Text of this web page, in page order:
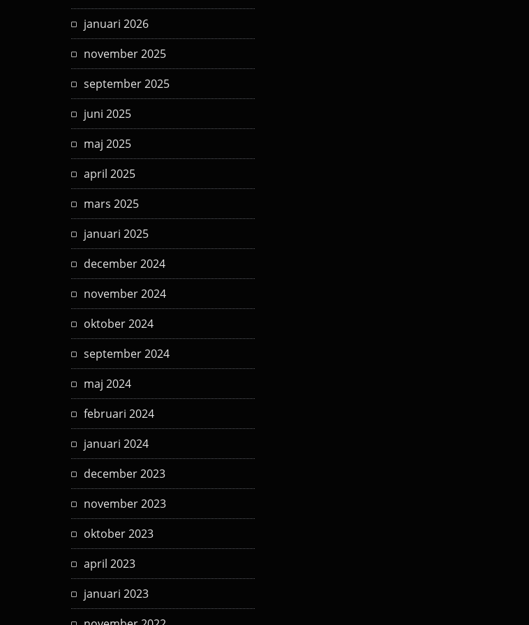
januari 2026
november 2025
september 2025
juni 2025
maj 2025
april 2025
mars 2025
januari 2025
december 2024
november 2024
oktober 2024
september 2024
maj 2024
februari 2024
januari 2024
december 2023
november 2023
oktober 2023
april 2023
januari 2023